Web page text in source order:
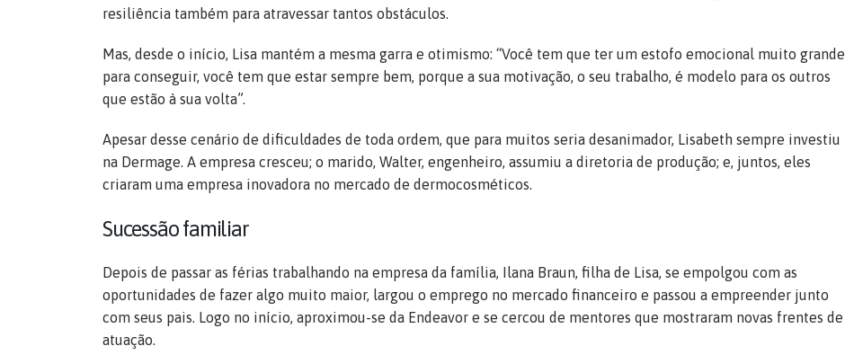
resiliência também para atravessar tantos obstáculos.
Mas, desde o início, Lisa mantém a mesma garra e otimismo: “Você tem que ter um estofo emocional muito grande
para conseguir, você tem que estar sempre bem, porque a sua motivação, o seu trabalho, é modelo para os outros
que estão à sua volta”.
Apesar desse cenário de dificuldades de toda ordem, que para muitos seria desanimador, Lisabeth sempre investiu
na Dermage. A empresa cresceu; o marido, Walter, engenheiro, assumiu a diretoria de produção; e, juntos, eles
criaram uma empresa inovadora no mercado de dermocosméticos.
Sucessão familiar
Depois de passar as férias trabalhando na empresa da família, Ilana Braun, filha de Lisa, se empolgou com as
oportunidades de fazer algo muito maior, largou o emprego no mercado financeiro e passou a empreender junto
com seus pais. Logo no início, aproximou-se da Endeavor e se cercou de mentores que mostraram novas frentes de
atuação.